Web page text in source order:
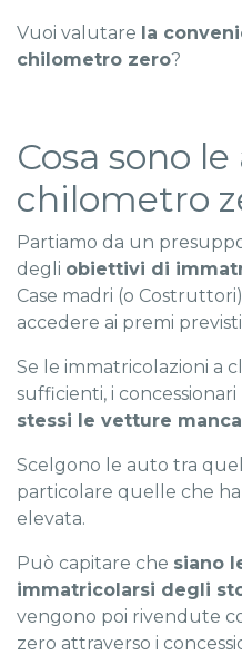
Vuoi valutare la
chilometro zero?
Cosa sono
chilometro
Partiamo da un
degli obiettivi di
Case madri (o
accedere ai premi
Se le immatricolazioni a
sufficienti, i concessionari
stessi le vetture
Scelgono le auto tra
particolare quelle che
elevata.
Può capitare che siano
immatricolarsi degli
vengono poi rivendute
zero attraverso i